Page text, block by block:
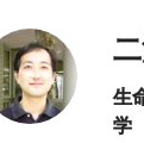
生
学